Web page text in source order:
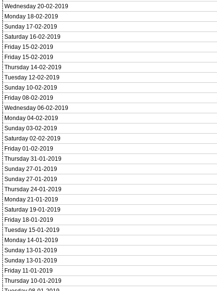
Wednesday 20-02-2019
Monday 18-02-2019
Sunday 17-02-2019
Saturday 16-02-2019
Friday 15-02-2019
Friday 15-02-2019
Thursday 14-02-2019
Tuesday 12-02-2019
Sunday 10-02-2019
Friday 08-02-2019
Wednesday 06-02-2019
Monday 04-02-2019
Sunday 03-02-2019
Saturday 02-02-2019
Friday 01-02-2019
Thursday 31-01-2019
Sunday 27-01-2019
Sunday 27-01-2019
Thursday 24-01-2019
Monday 21-01-2019
Saturday 19-01-2019
Friday 18-01-2019
Tuesday 15-01-2019
Monday 14-01-2019
Sunday 13-01-2019
Sunday 13-01-2019
Friday 11-01-2019
Thursday 10-01-2019